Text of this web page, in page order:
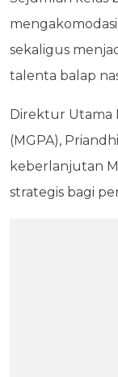
sekaligus
talenta balap
Direktur Utama
(MGPA),
keberlanjutan
strategis bagi